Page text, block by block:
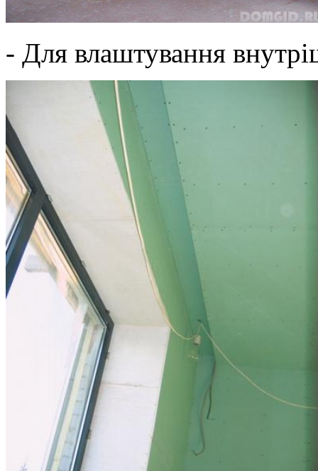
- Для влаштування